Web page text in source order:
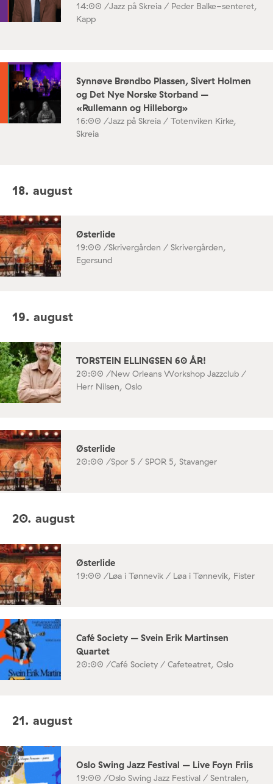
14:00 /Jazz på Skreia / Peder Balke-senteret,
Kapp
Synnøve Brøndbo Plassen, Sivert Holmen
og Det Nye Norske Storband –
«Rullemann og Hilleborg»
16:00 /Jazz på Skreia / Totenviken Kirke,
Skreia
18. august
Østerlide
19:00 /Skrivergården / Skrivergården,
Egersund
19. august
TORSTEIN ELLINGSEN 60 ÅR!
20:00 /New Orleans Workshop Jazzclub /
Herr Nilsen, Oslo
Østerlide
20:00 /Spor 5 / SPOR 5, Stavanger
20. august
Østerlide
19:00 /Løa i Tønnevik / Løa i Tønnevik, Fister
Café Society – Svein Erik Martinsen
Quartet
20:00 /Café Society / Cafeteatret, Oslo
21. august
Oslo Swing Jazz Festival – Live Foyn Friis
19:00 /Oslo Swing Jazz Festival / Sentralen,